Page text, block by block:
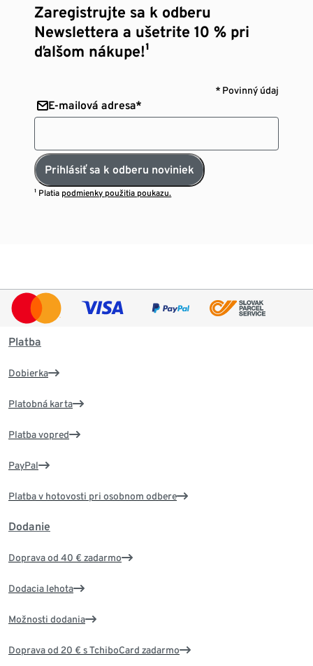
Zaregistrujte sa k odberu
Newslettera a ušetrite 10 % pri
ďalšom nákupe!¹
* Povinný údaj
E-mailová adresa*
Prihlásiť sa k odberu noviniek
¹ Platia podmienky použitia poukazu.
Platba
Dobierka
Platobná karta
Platba vopred
PayPal
Platba v hotovosti pri osobnom odbere
Dodanie
Doprava od 40 € zadarmo
Dodacia lehota
Možnosti dodania
Doprava od 20 € s TchiboCard zadarmo